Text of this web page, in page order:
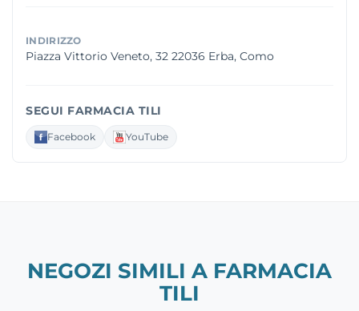
INDIRIZZO
Piazza Vittorio Veneto, 32 22036 Erba, Como
SEGUI FARMACIA TILI
Facebook YouTube
NEGOZI SIMILI A FARMACIA
TILI